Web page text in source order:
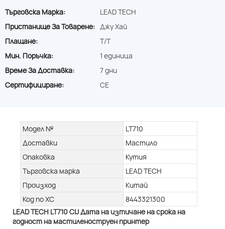
Търговска Марка:
LEAD TECH
Пристанище За Товарене: Джу Хай
Плащане:
T/T
Мин. Поръчка:
1 единица
Време За Доставка:
7 дни
Сертифициране:
CE
Модел №
LT710
Доставки
Мастило
Опаковка
Кутия
Търговска марка
LEAD TECH
Произход
Китай
Код по ХС
8443321300
LEAD TECH LT710 CIJ Дата на изтичане на срока на
годност на мастиленоструен принтер